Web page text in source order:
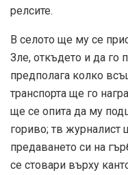
релсите.
В селото ще му се
Зле, откъдето и да го
предполага колко
транспорта ще го
ще се опита да му
гориво; тв журналист
предаването си на
се стовари върху